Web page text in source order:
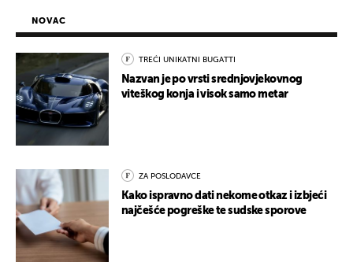
NOVAC
TREĆI UNIKATNI BUGATTI
Nazvan je po vrsti srednjovjekovnog
viteškog konja i visok samo metar
ZA POSLODAVCE
Kako ispravno dati nekome otkaz i izbjeći
najčešće pogreške te sudske sporove